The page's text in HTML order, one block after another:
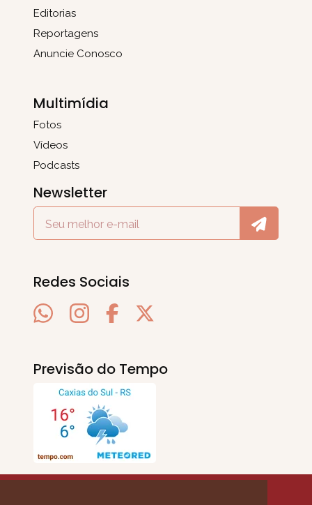
Editorias
Reportagens
Anuncie Conosco
Multimídia
Fotos
Vídeos
Podcasts
Newsletter
Redes Sociais
Previsão do Tempo